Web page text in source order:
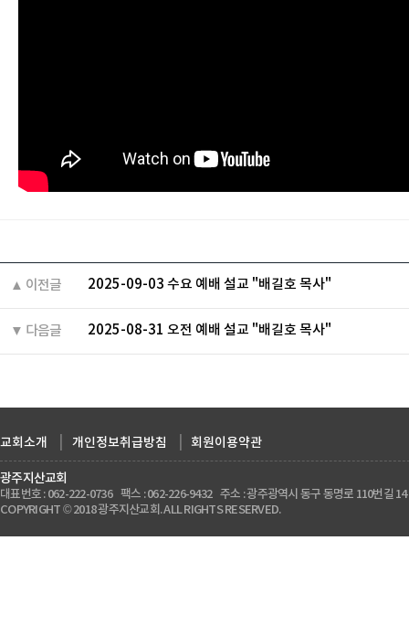
▲ 이전글 2025-09-03 수요 예배 설교 "배길호 목사"
▼ 다음글 2025-08-31 오전 예배 설교 "배길호 목사"
교회소개 개인정보취급방침 회원이용약관
광주지산교회
대표번호 : 062-222-0736 팩스 : 062-226-9432 주소 : 광주광역시 동구 동명로 110번길 14
COPYRIGHT © 2018 광주지산교회. ALL RIGHTS RESERVED.